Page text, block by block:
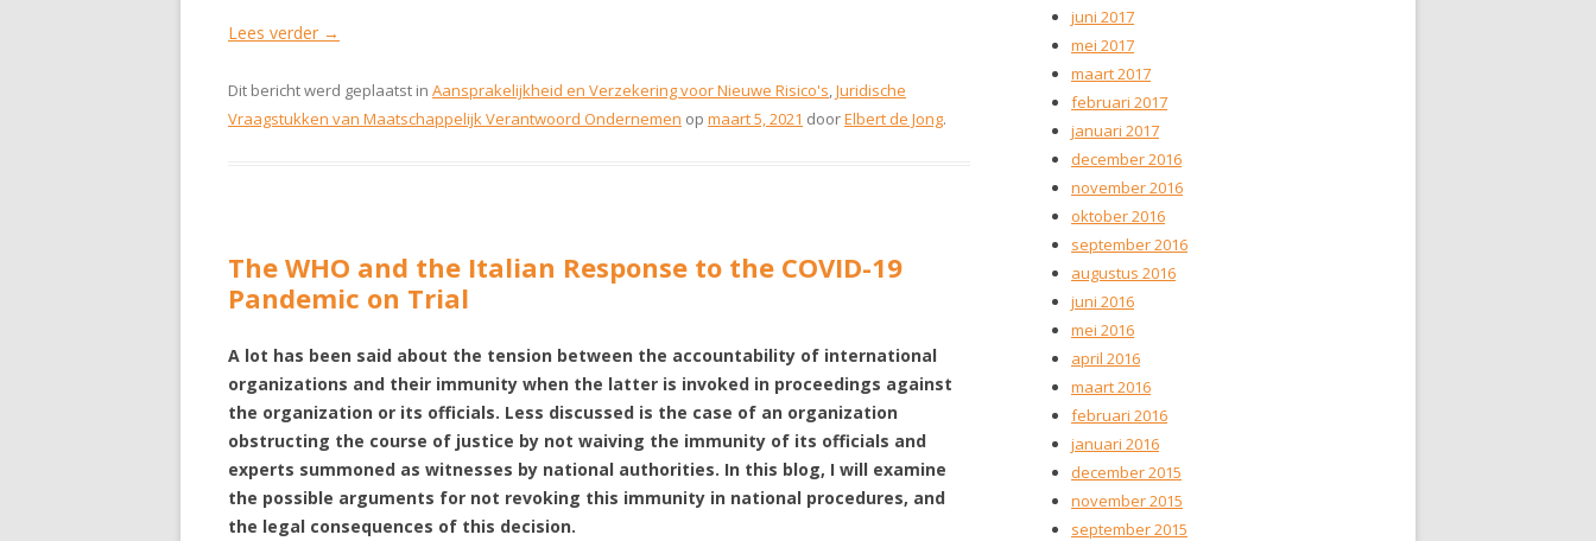
Lees verder →
Dit bericht werd geplaatst in Aansprakelijkheid en Verzekering voor Nieuwe Risico's,Juridische
Vraagstukken van Maatschappelijk Verantwoord Ondernemen op maart 5, 2021 doorElbert de Jong.
The WHO and the Italian Response to the COVID-19
Pandemic on Trial
A lot has been said about the tension between the accountability of international
organizations and their immunity when the latter is invoked in proceedings against
the organization or its officials. Less discussed is the case of an organization
obstructing the course of justice by not waiving the immunity of its officials and
experts summoned as witnesses by national authorities. In this blog, I will examine
the possible arguments for not revoking this immunity in national procedures, and
the legal consequences of this decision.
juni 2017
mei 2017
maart 2017
februari 2017
januari 2017
december 2016
november 2016
oktober 2016
september 2016
augustus 2016
juni 2016
mei 2016
april 2016
maart 2016
februari 2016
januari 2016
december 2015
november 2015
september 2015